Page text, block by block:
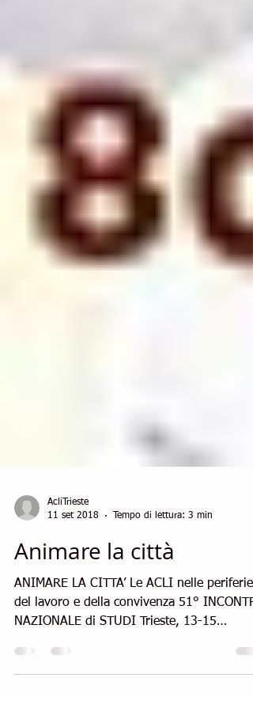
11 set 2018
Tempo di lettura: 3 min
Animare la città
ANIMARE LA CITTA’ Le ACLI nelle periferie
NAZIONALE di STUDI Trieste, 13-15
settembre 2018...